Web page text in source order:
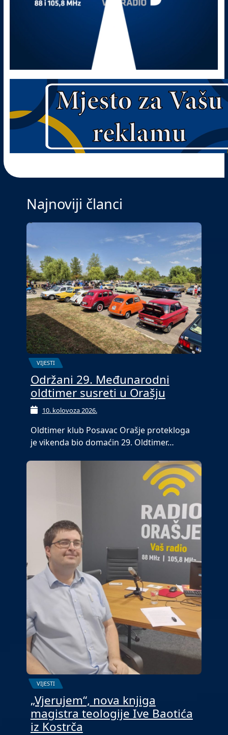
Najnoviji članci
VIJESTI
Održani 29. Međunarodni
oldtimer susreti u Orašju
10. kolovoza 2026.
Oldtimer klub Posavac Orašje protekloga
je vikenda bio domaćin 29. Oldtimer…
VIJESTI
„Vjerujem“, nova knjiga
magistra teologije Ive Baotića
iz Kostrča